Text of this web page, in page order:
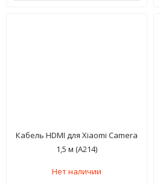
Кабель HDMI для Xiaomi Camera
1,5 м (A214)
Нет наличии